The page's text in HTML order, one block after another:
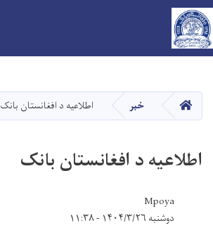
main
content
HOME خبر اطلاعیه د افغانستان بانک
اطلاعیه د افغانستان بانک
Mpoya
دوشنبه ۱۴۰۴/۳/۲۶ - ۱۱:۳۸